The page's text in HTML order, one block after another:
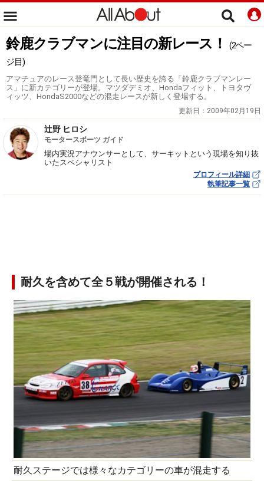
鈴鹿クラブマンに注目の新レース！
(2ペー
ジ目)
アマチュアのレース登竜門として長い歴史を誇る「鈴鹿クラブマンレー
ス」に新カテゴリーが登場。マツダデミオ、Hondaフィット、トヨタヴ
ィッツ、HondaS2000などの混走レースが新しく登場する。
更新日： 2009年02月19日
辻野 ヒロシ
モータースポーツ ガイド
場内実況アナウンサーとして、サーキットという現場を知り抜
いたスペシャリスト
プロフィール詳細
執筆記事一覧
耐久を含めて全５戦が開催される！
耐久ステージでは様々なカテゴリーの車が混走する